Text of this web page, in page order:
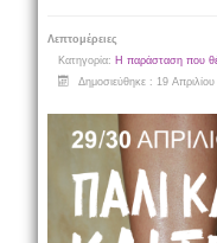
Λεπτομέρειες
Κατηγορία: Η παράσταση που
Δημοσιεύθηκε : 19